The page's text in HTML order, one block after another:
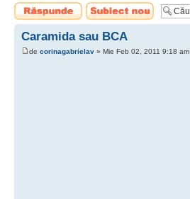
Scrie un răspuns
Scrie un subiect
nou
Caramida sau BCA
de corinagabrielav » Mie Feb 02, 2011 9:18 am